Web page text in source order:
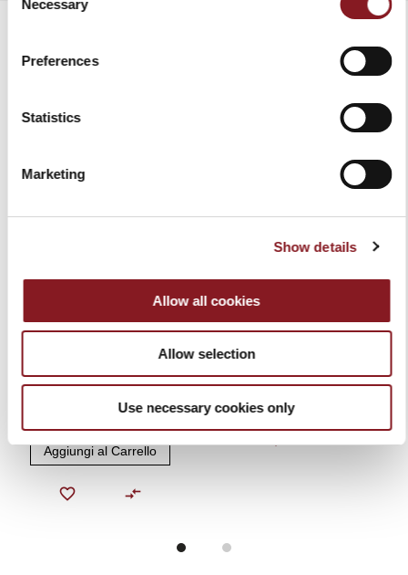
Selection
Necessary
Preferences
Statistics
Marketing
Show details
Allow all cookies
Allow selection
Use necessary cookies only
SOTTOVUOTO PER
ALIMENTI - BERKEL
VACUUM
499,00 €
Aggiungi al Carrello
CEPPO BAG NERO
309,00 €